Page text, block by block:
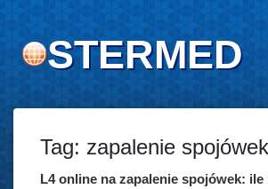
STERMED
Tag: zapalenie
L4 online na zapalenie spojówek: